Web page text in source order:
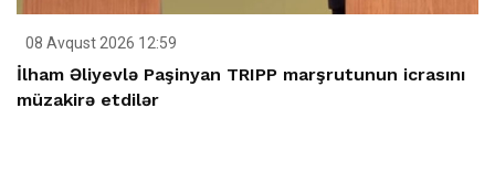
08 Avqust 2026 12:59
İlham Əliyevlə Paşinyan TRIPP marşrutunun icrasını
müzakirə etdilər